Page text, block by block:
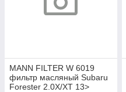
MANN FILTER W 6019
фильтр масляный Subaru
Forester 2.0X/XT 13>